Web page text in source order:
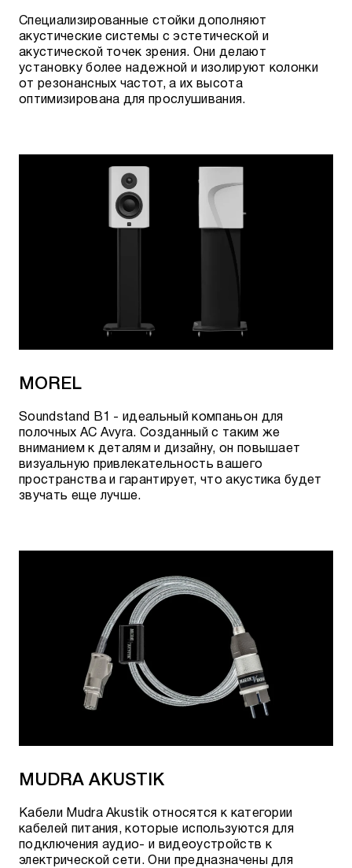
HDMI
AudioQuest HDMI 48G Coupler
AudioQuest HDMI 90˚/W Adaptor
AudioQuest IEC90˚/1
ПОДСТАВКИ И ЗАГЛУШКИ AUDIOQUEST
AudioQuest SorboGel Q-Feet System (4)
AudioQuest RCA Noise-Stopper Caps (10)
AudioQuest USB-A Noise-Stopper Caps (4)
AudioQuest XLR Input Noise-Stopper Caps (2)
Актуальное наличие, возможность
предзаказа и стоимость, можно уточнить:
По телефону:+7 495 920 20 10
В мессенджерах: илиWhatsApp
По электронной почте: team@rovsky.audio
Нажав кнопку - "посетить шоурум".
товара нам позволяет сотрудничество с
Специализированные стойки дополняют
акустические системы с эстетической и
акустической точек зрения. Они делают
установку более надежной и изолируют колонки
от резонансных частот, а их высота
оптимизирована для прослушивания.
MOREL
Soundstand B1 - идеальный компаньон для
полочных АС Avyra. Созданный с таким же
вниманием к деталям и дизайну, он повышает
визуальную привлекательность вашего
пространства и гарантирует, что акустика будет
звучать еще лучше.
MUDRA AKUSTIK
Кабели Mudra Akustik относятся к категории
кабелей питания, которые используются для
подключения аудио- и видеоустройств к
электрической сети. Они предназначены для